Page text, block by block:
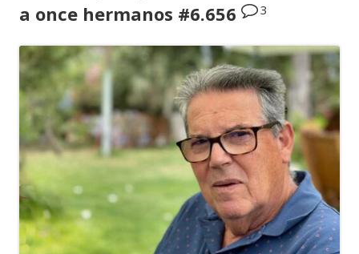
a once hermanos #6.656
3